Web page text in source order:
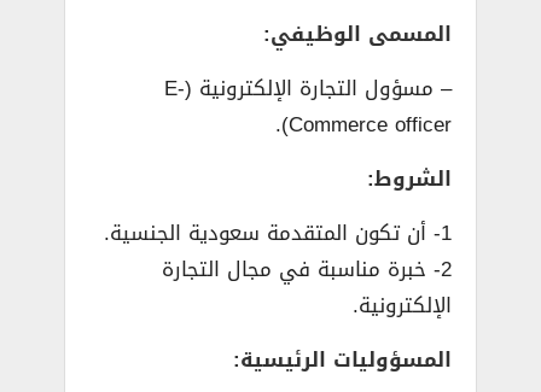
المسمى الوظيفي:
– مسؤول التجارة الإلكترونية (E-
Commerce officer).
الشروط:
1- أن تكون المتقدمة سعودية الجنسية.
2- خبرة مناسبة في مجال التجارة
الإلكترونية.
المسؤوليات الرئيسية: